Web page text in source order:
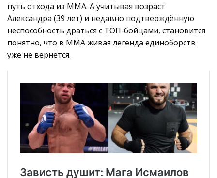
путь отхода из ММА. А учитывая возраст
Александра (39 лет) и недавно подтверждённую
неспособность драться с ТОП-бойцами, становится
понятно, что в ММА живая легенда единоборств
уже не вернётся.